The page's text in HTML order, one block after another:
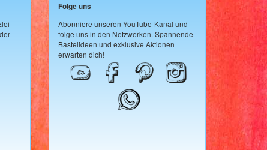
Folge uns
Abonniere unseren YouTube-Kanal und
folge uns in den Netzwerken. Spannende
Bastelideen und exklusive Aktionen
erwarten dich!